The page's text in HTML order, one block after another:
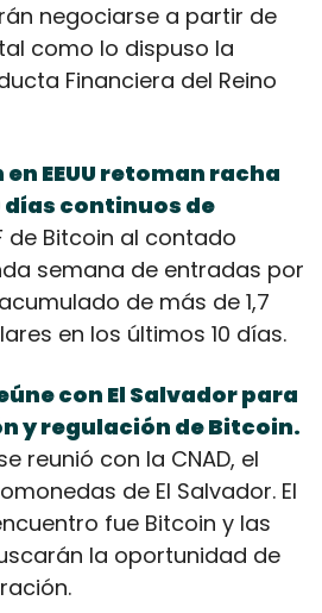
negociarse a partir de
como lo dispuso la
Financiera del Reino
en EEUU retoman racha
días continuos de
de Bitcoin al contado
semana de entradas por
de más de 1,7
en los últimos 10 días.
con El Salvador para
y regulación de Bitcoin.
reunió con la CNAD, el
de El Salvador. El
fue Bitcoin y las
la oportunidad de